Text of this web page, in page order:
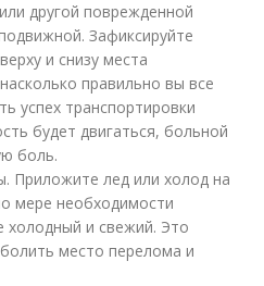
другой поврежденной
Зафиксируйте
и снизу места
правильно вы все
успех транспортировки
будет двигаться, больной
боль.
Приложите лед или холод на
мере необходимости
холодный и свежий. Это
место перелома и